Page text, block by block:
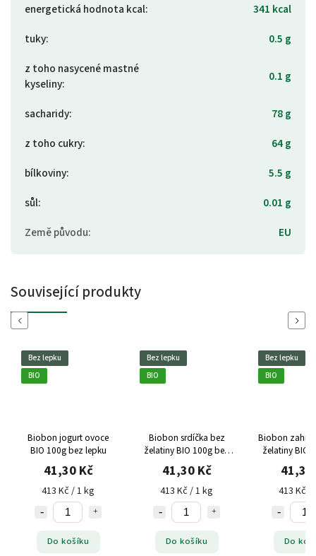
energetická hodnota kcal:
341 kcal
tuky:
0.5 g
z toho nasycené mastné
kyseliny: 0.1 g
sacharidy:
78 g
z toho cukry:
64 g
bílkoviny:
5.5 g
sůl:
0.01 g
Země původu: EU
Související produkty
Previous
Bez lepku
BIO
Biobon jogurt ovoce
BIO 100g bez lepku
41,30 Kč
413 Kč / 1 kg
Do košíku
Bez lepku
BIO
Biobon srdíčka bez
želatiny BIO 100g bez
lepku
41,30 Kč
413 Kč / 1 kg
Do košíku
Bez lepku
BIO
Biobon zahr.
želatiny BIO
lepku
41,30
413 Kč /
Do
Next